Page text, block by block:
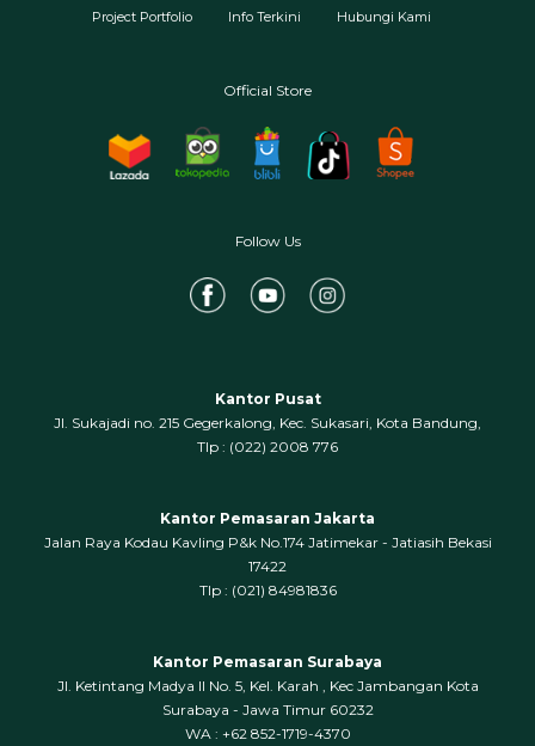
Project Portfolio Info Terkini Hubungi Kami
Official Store
Follow Us
Kantor Pusat
Jl. Sukajadi no. 215 Gegerkalong, Kec. Sukasari, Kota Bandung,
‍Tlp : (022) 2008 776
Kantor Pemasaran Jakarta
Jalan Raya Kodau Kavling P&k No.174 Jatimekar - Jatiasih Bekasi
17422
Tlp : (021) 84981836
Kantor Pemasaran Surabaya
Jl. Ketintang Madya II No. 5, Kel. Karah , Kec Jambangan Kota
Surabaya - Jawa Timur 60232
WA : +62 852-1719-4370